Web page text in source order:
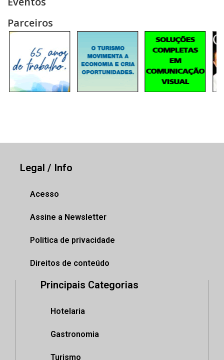
Parceiros
Legal / Info
Acesso
Assine a Newsletter
Politica de privacidade
Direitos de conteúdo
Principais Categorias
Hotelaria
Gastronomia
Turismo